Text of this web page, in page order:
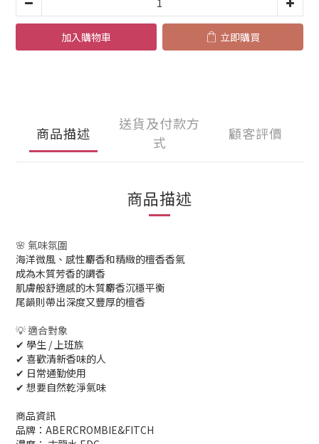
加入購物車 立即購買
商品描述
送貨及付款方
式
顧客評價
商品描述
🌸 氣味氛圍
海洋微風、感性麝香和精緻的檀香香氣
成為木質芳香的調香
肌膚般舒適感的木質麝香沉穩平衡
尾韻則帶出深度又豐厚的檀香
💡 適合對象
✔ 學生 / 上班族
✔ 喜歡清新香味的人
✔ 日常通勤使用
✔ 想要自然乾淨氣味
商品資訊
品牌：ABERCROMBIE&FITCH